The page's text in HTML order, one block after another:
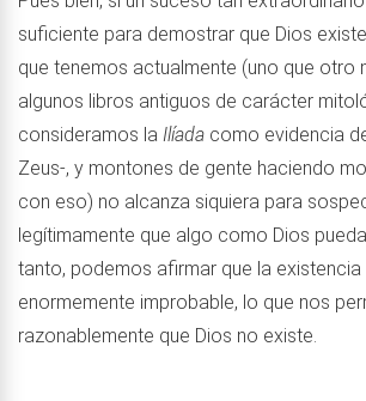
suficiente para demostrar que Dios
que tenemos actualmente (uno que otro
algunos libros antiguos de carácter
consideramos la Ilíada como evidencia
Zeus-, y montones de gente haciendo
con eso) no alcanza siquiera para
legítimamente que algo como Dios
tanto, podemos afirmar que la
enormemente improbable, lo que nos
razonablemente que Dios no existe.